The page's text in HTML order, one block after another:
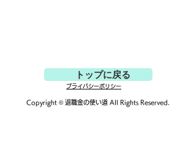
トップに戻る
プライバシーポリシー
Copyright © 退職金の使い道 All Rights Reserved.